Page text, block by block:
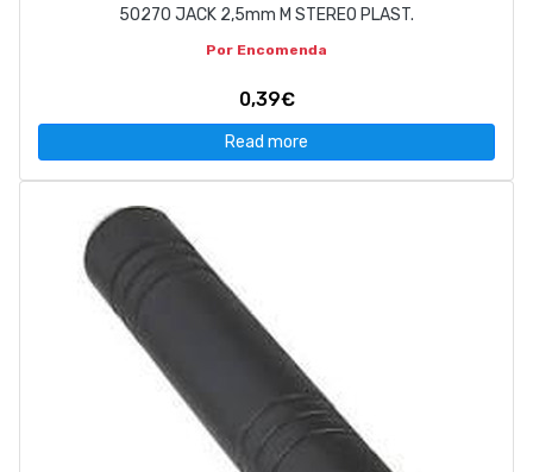
50270 JACK 2,5mm M STEREO PLAST.
Por Encomenda
0,39€
Read more